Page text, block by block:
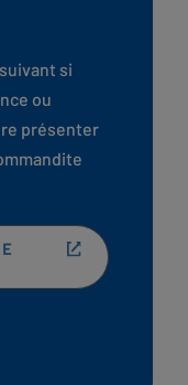
si
ou
présenter